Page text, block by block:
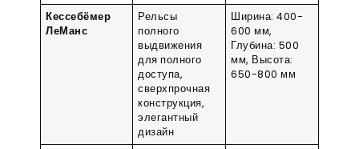
Кессебёмер
ЛеМанс
Рельсы
полного
выдвижения
для полного
доступа,
сверхпрочная
конструкция,
элегантный
дизайн
Ширина: 400-
600 мм,
Глубина: 500
мм, Высота:
650-800 мм